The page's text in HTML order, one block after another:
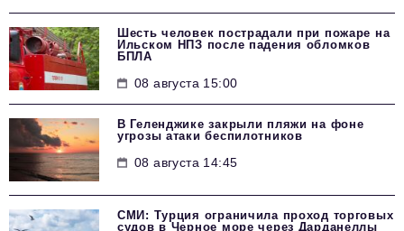
Шесть человек пострадали при пожаре на
Ильском НПЗ после падения обломков
БПЛА
08 августа 15:00
В Геленджике закрыли пляжи на фоне
угрозы атаки беспилотников
08 августа 14:45
СМИ: Турция ограничила проход торговых
судов в Черное море через Дарданеллы